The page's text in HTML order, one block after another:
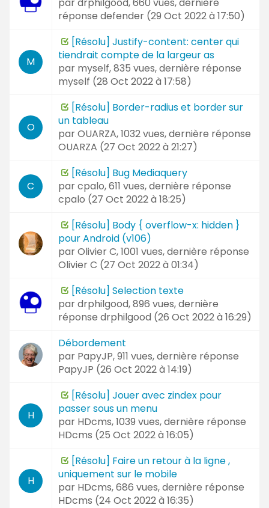
réponse defender (29 Oct 2022 à 17:50)
M
[Résolu] Justify-content: center qui
tiendrait compte de la largeur as
par myself, 835 vues, dernière réponse
myself (28 Oct 2022 à 17:58)
O
[Résolu] Border-radius et border sur
un tableau
parOUARZA, 1032 vues, dernière réponse
OUARZA (27 Oct 2022 à 21:27)
C
[Résolu] Bug Mediaquery
parcpalo, 611 vues, dernière réponse
cpalo (27 Oct 2022 à 18:25)
[Résolu] Body { overflow-x: hidden }
pour Android (v106)
parOlivier C, 1001 vues, dernière réponse
Olivier C (27 Oct 2022 à 01:34)
[Résolu] Selection texte
pardrphilgood, 896 vues, dernière
réponse drphilgood (26 Oct 2022 à 16:29)
Débordement
par PapyJP, 911 vues, dernière réponse
PapyJP (26 Oct 2022 à 14:19)
H
[Résolu] Jouer avec zindex pour
passer sous un menu
par HDcms, 1039 vues, dernière réponse
HDcms (25 Oct 2022 à 16:05)
H
[Résolu] Faire un retour à la ligne ,
uniquement sur le mobile
par HDcms, 686 vues, dernière réponse
HDcms (24 Oct 2022 à 16:35)